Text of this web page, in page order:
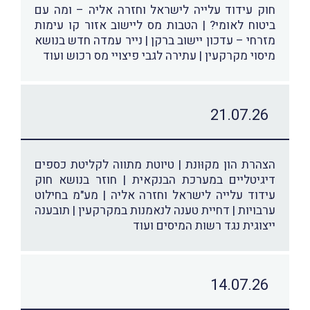
חוק עידוד עלייה לישראל וחזרה אליה – ומה עם
ביטוח לאומי? | הטבות מס ליישוב אזור קו עימות
מזרחי – עדכון יישוב ברקן | נייר עמדה חדש בנושא
מיסוי מקרקעין | עתירה לגבי פיצויי מס רכוש ועוד
21.07.26
הצהרת הון מקוּונת | טיוטת מתווה לקליטת כספים
דיגיטליים במערכת הבנקאית | חוזר בנושא חוק
עידוד עלייה לישראל וחזרה אליה | מע"מ בחילוט
ערבויות | דחיית טענה לנאמנות במקרקעין | תובענה
ייצוגית נגד רשות המיסים ועוד
14.07.26